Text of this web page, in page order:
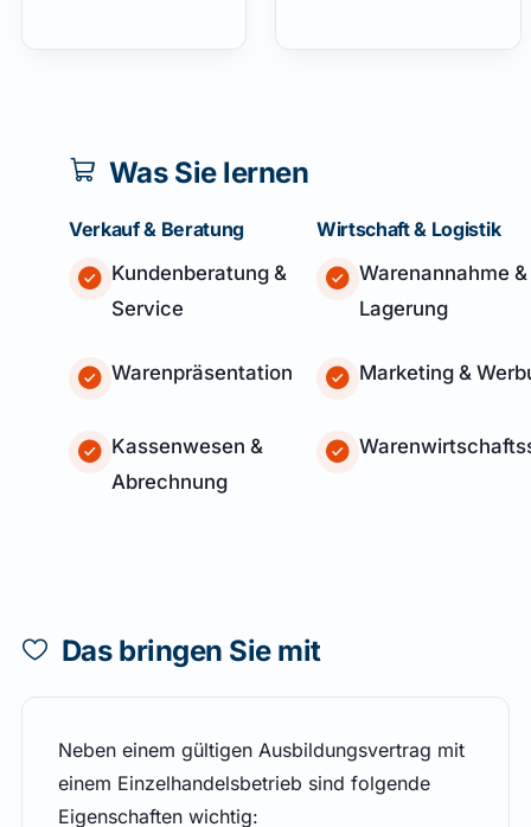
Was Sie lernen
Verkauf & Beratung
Kundenberatung &
Service
Warenpräsentation
Kassenwesen &
Abrechnung
Wirtschaft & Logistik
Warenannahme &
Lagerung
Marketing &
Das bringen Sie mit
Neben einem gültigen Ausbildungsvertrag mit
einem Einzelhandelsbetrieb sind folgende
Eigenschaften wichtig: